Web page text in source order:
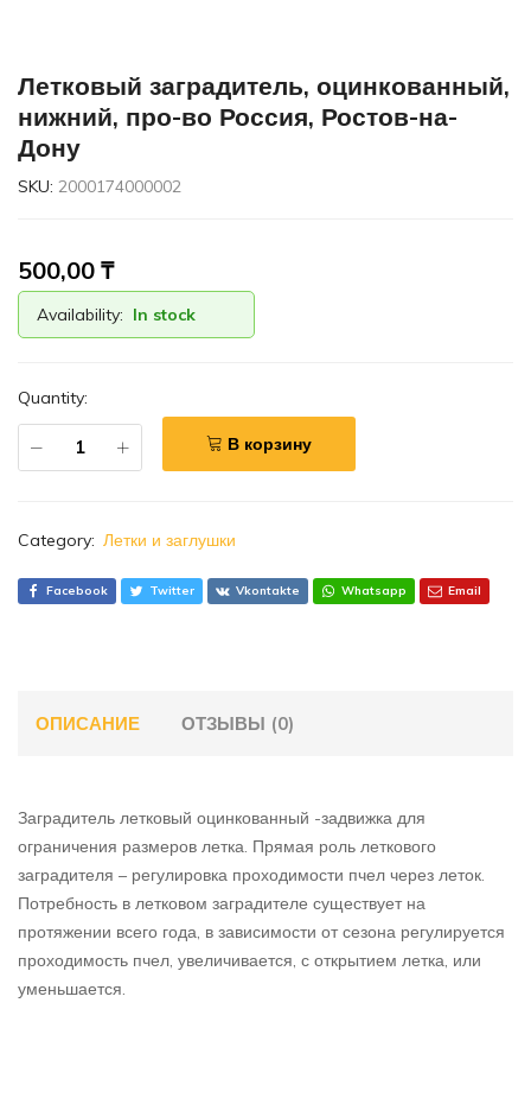
Летковый заградитель, оцинкованный,
нижний, про-во Россия, Ростов-на-
Дону
SKU: 2000174000002
500,00 ₸
Availability: In stock
Quantity:
В корзину
Category: Летки и заглушки
Facebook Twitter Vkontakte Whatsapp Email
ОПИСАНИЕ ОТЗЫВЫ (0)
Заградитель летковый оцинкованный -задвижка для
ограничения размеров летка. Прямая роль леткового
заградителя – регулировка проходимости пчел через леток.
Потребность в летковом заградителе существует на
протяжении всего года, в зависимости от сезона регулируется
проходимость пчел, увеличивается, с открытием летка, или
уменьшается.